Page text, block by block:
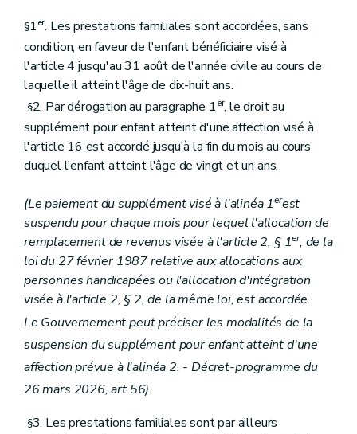
§1er. Les prestations familiales sont accordées, sans
condition, en faveur de l'enfant bénéficiaire visé à
l'article 4 jusqu'au 31 août de l'année civile au cours de
laquelle il atteint l'âge de dix-huit ans.
§2. Par dérogation au paragraphe 1er, le droit au
supplément pour enfant atteint d'une affection visé à
l'article 16 est accordé jusqu'à la fin du mois au cours
duquel l'enfant atteint l'âge de vingt et un ans.
(Le paiement du supplément visé à l'alinéa 1erest
suspendu pour chaque mois pour lequel l'allocation de
remplacement de revenus visée à l'article 2, § 1er, de la
loi du 27 février 1987 relative aux allocations aux
personnes handicapées ou l'allocation d'intégration
visée à l'article 2, § 2, de la même loi, est accordée.
Le Gouvernement peut préciser les modalités de la
suspension du supplément pour enfant atteint d'une
affection prévue à l'alinéa 2. - Décret-programme du
26 mars 2026, art.56).
§3. Les prestations familiales sont par ailleurs